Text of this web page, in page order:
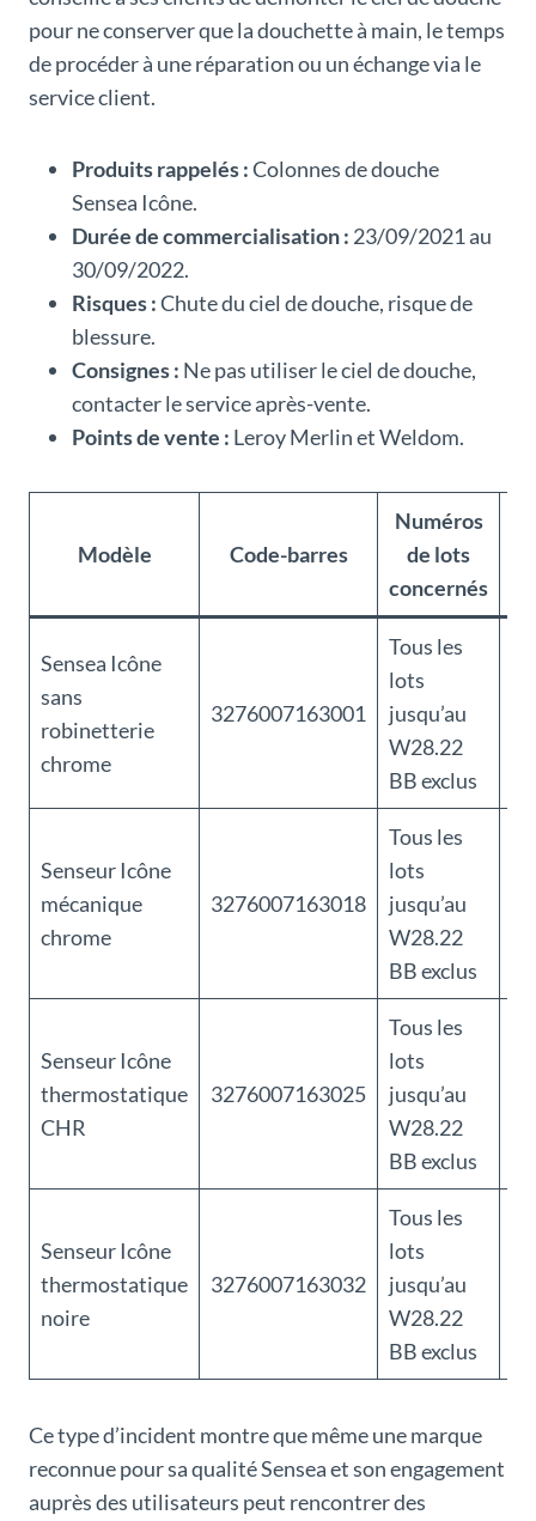
pour ne conserver que la douchette à main, le temps
de procéder à une réparation ou un échange via le
service client.
Produits rappelés :Colonnes de douche
Sensea Icône.
Durée de commercialisation : 23/09/2021 au
30/09/2022.
Risques :Chute du ciel de douche, risque de
blessure.
Consignes : Ne pas utiliser le ciel de douche,
contacter le service après-vente.
Points de vente : Leroy Merlin et Weldom.
Modèle Code-barres
Numéros
de lots
concernés
Sensea Icône
sans
robinetterie
chrome
3276007163001
Tous les
lots
jusqu’au
W28.22
BB exclus
Senseur Icône
mécanique
chrome
3276007163018
Tous les
lots
jusqu’au
W28.22
BB exclus
Senseur Icône
thermostatique
CHR
3276007163025
Tous les
lots
jusqu’au
W28.22
BB exclus
Senseur Icône
thermostatique
noire
3276007163032
Tous les
lots
jusqu’au
W28.22
BB exclus
Ce type d’incident montre que même une marque
reconnue pour sa qualité Sensea et son engagement
auprès des utilisateurs peut rencontrer des